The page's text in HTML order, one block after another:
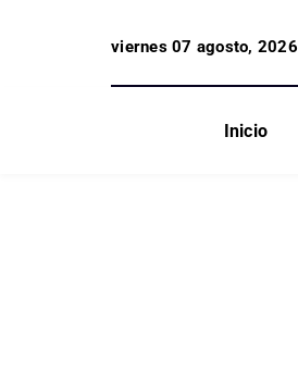
viernes 07 agosto, 2026
Inicio